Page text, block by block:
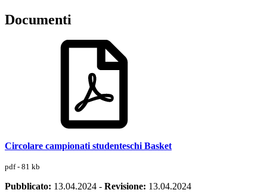
Documenti
Circolare campionati studenteschi Basket
pdf - 81 kb
Pubblicato: 13.04.2024 - Revisione: 13.04.2024